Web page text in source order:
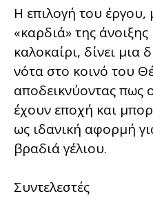
Η επιλογή του
«καρδιά» της άνοιξης
καλοκαίρι, δίνει μια
νότα στο κοινό του
αποδεικνύοντας πως
έχουν εποχή και
ως ιδανική αφορμή
βραδιά γέλιου.
Συντελεστές